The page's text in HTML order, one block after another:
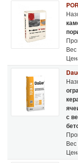
Вес
с
Вес